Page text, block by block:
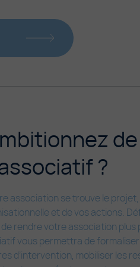
?
association se trouve le
et de vos actions.
rendre votre association plus
vous permettra de
d’intervention, mobiliser les